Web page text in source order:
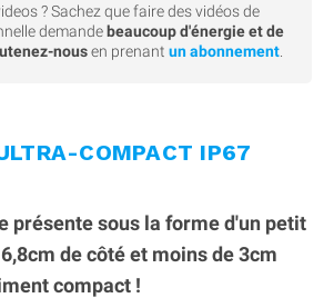
? Sachez que faire des vidéos de
demande beaucoup d'énergie et de
nousen prenant un abonnement
COMPACT IP67
présente sous la forme d'un petit
de côté et moins de 3cm
compact !